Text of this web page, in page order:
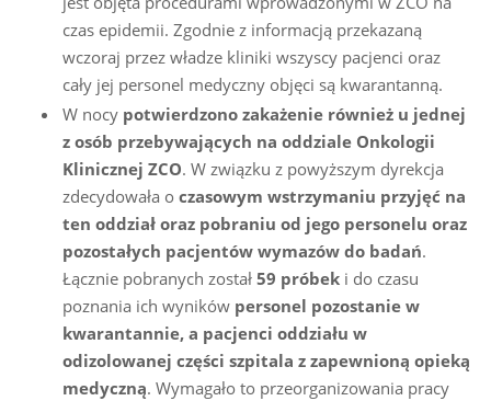
czas epidemii. Zgodnie z informacją przekazaną
wczoraj przez władze kliniki wszyscy pacjenci oraz
cały jej personel medyczny objęci są kwarantanną.
W nocy potwierdzono zakażenie również u jednej
z osób przebywających na oddziale Onkologii
Klinicznej ZCO. W związku z powyższym dyrekcja
zdecydowała o czasowym wstrzymaniu przyjęć na
ten oddział oraz pobraniu od jego personelu oraz
pozostałych pacjentów wymazów do badań.
Łącznie pobranych został 59 próbek i do czasu
poznania ich wyników personel pozostanie w
kwarantannie, a pacjenci oddziału w
odizolowanej części szpitala z zapewnioną opieką
medyczną. Wymagało to przeorganizowania pracy